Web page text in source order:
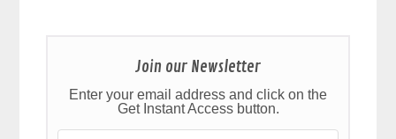
Join our Newsletter
Enter your email address and click on the
Get Instant Access button.